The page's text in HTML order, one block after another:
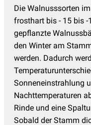
Die Walnusssorten
frosthart bis - 15 bis -
gepflanzte
den Winter am
werden. Dadurch
Sonneneinstrahlung
Nachttemperaturen
Rinde und eine
Sobald der Stamm